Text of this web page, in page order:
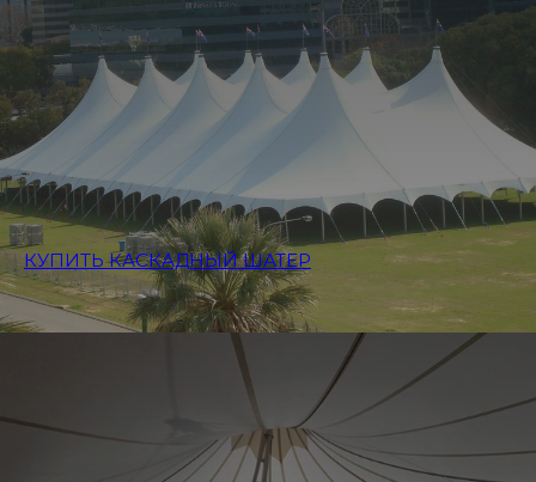
КУПИТЬ КАСКАДНЫЙ ШАТЕР